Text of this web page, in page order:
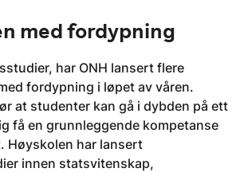
med fordypning
har ONH lansert flere
fordypning i løpet av våren.
at studenter kan gå i dybden på ett
få en grunnleggende kompetanse
Høyskolen har lansert
innen statsvitenskap,